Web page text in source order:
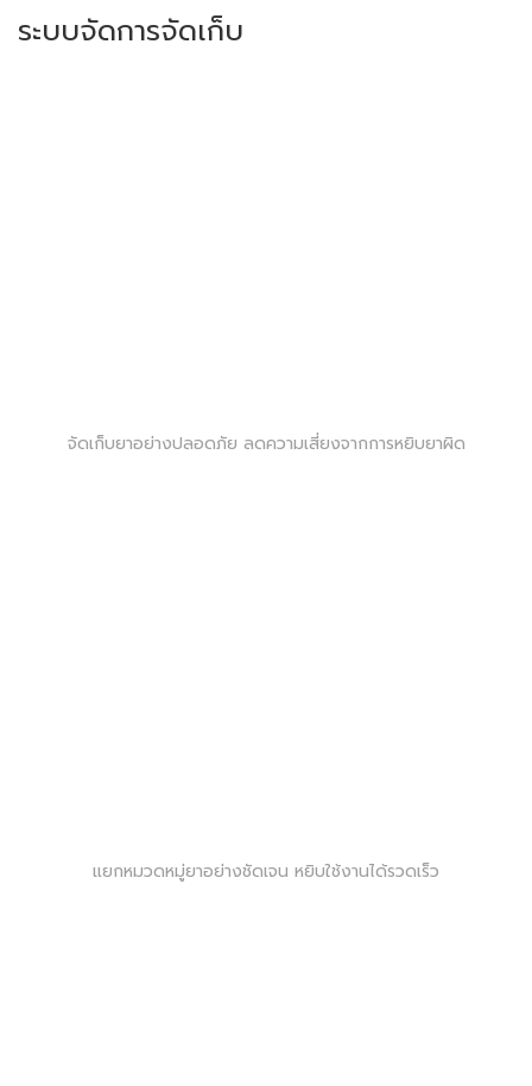
ระบบจัดการจัดเก็บ
จัดเก็บยาอย่างปลอดภัย ลดความเสี่ยงจากการหยิบยาผิด
แยกหมวดหมู่ยาอย่างชัดเจน หยิบใช้งานได้รวดเร็ว